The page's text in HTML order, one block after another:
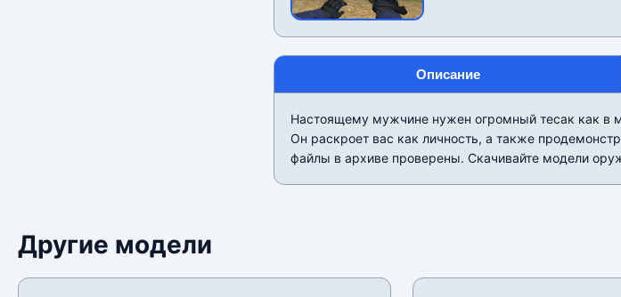
Описание
Настоящему мужчине нужен огромный тесак как в
Он раскроет вас как личность, а также
файлы в архиве проверены. Скачивайте модели
Другие модели